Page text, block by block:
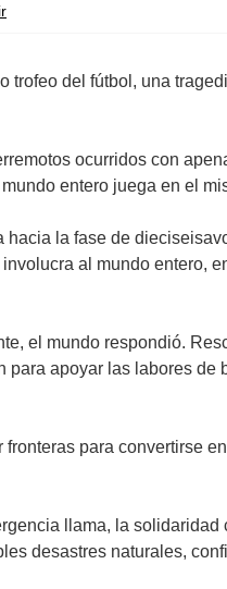
del fútbol, una
ocurridos con
entero juega en el
la fase de
al mundo entero,
el mundo respondió.
apoyar las labores de
para convertirse
llama, la
desastres naturales,